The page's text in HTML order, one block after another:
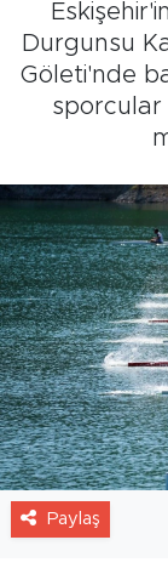
Durgunsu
Göleti'nde
Paylaş